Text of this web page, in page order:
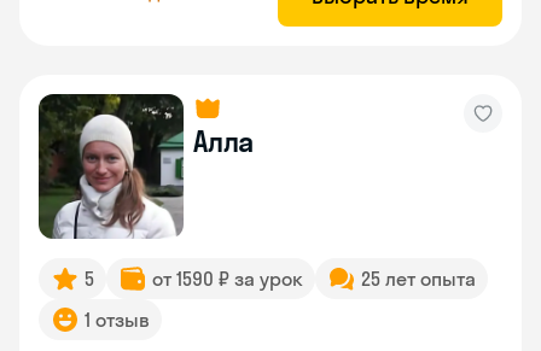
Алла
5 от 1590 ₽ за урок
25 лет опыта
1 отзыв